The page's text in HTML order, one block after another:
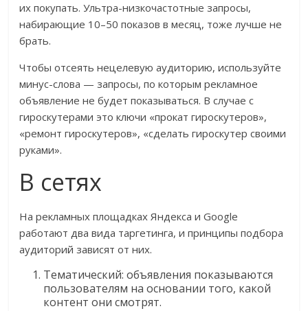
их покупать. Ультра-низкочастотные запросы,
набирающие 10–50 показов в месяц, тоже лучше не
брать.
Чтобы отсеять нецелевую аудиторию, используйте
минус-слова — запросы, по которым рекламное
объявление не будет показываться. В случае с
гироскутерами это ключи «прокат гироскутеров»,
«ремонт гироскутеров», «сделать гироскутер своими
руками».
В сетях
На рекламных площадках Яндекса и Google
работают два вида таргетинга, и принципы подбора
аудиторий зависят от них.
Тематический: объявления показываются
пользователям на основании того, какой
контент они смотрят.